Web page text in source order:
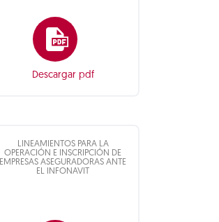
Descargar pdf
LINEAMIENTOS PARA LA
OPERACIÓN E INSCRIPCIÓN DE
EMPRESAS ASEGURADORAS ANTE
EL INFONAVIT